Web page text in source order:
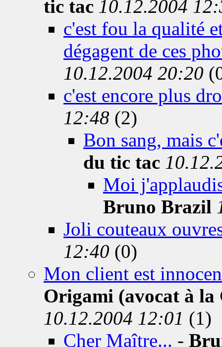
tic tac 10.12.2004
c'est fou la qualité
dégagent de ces
10.12.2004 20:20
c'est encore plus
12:48 (2)
Bon sang, mais
du tic tac
Moi
Bruno Brazil
Joli couteaux
12:40 (0)
Mon client est
Origami (avocat à la
10.12.2004 12:01 (1)
Cher Maître... -